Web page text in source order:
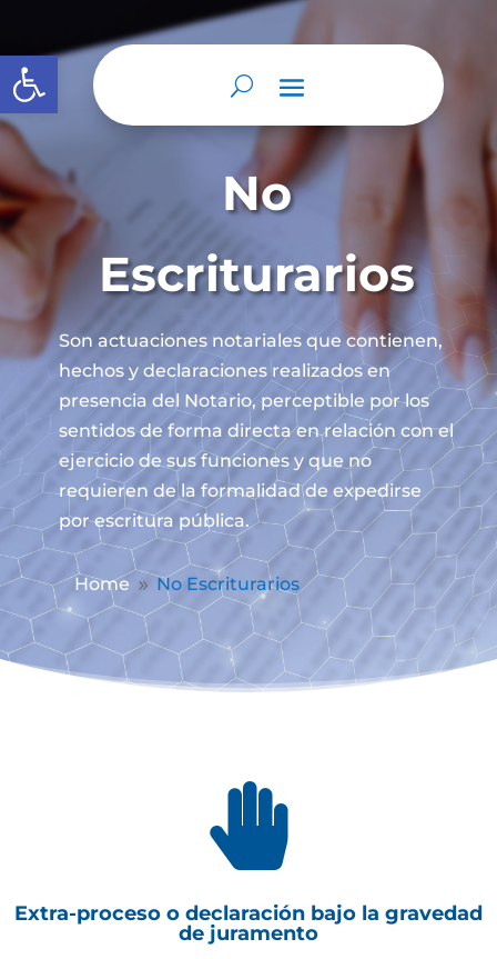
Abrir barra de herramientas
No
Escriturarios
Son actuaciones notariales que contienen,
hechos y declaraciones realizados en
presencia del Notario, perceptible por los
sentidos de forma directa en relación con el
ejercicio de sus funciones y que no
requieren de la formalidad de expedirse
por escritura pública.
Home 9 No Escriturarios

Extra-proceso o declaración bajo la gravedad
de juramento